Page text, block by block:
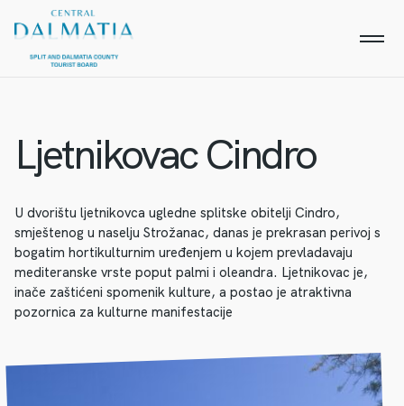
Ljetnikovac Cindro
U dvorištu ljetnikovca ugledne splitske obitelji Cindro,
smještenog u naselju Strožanac, danas je prekrasan perivoj s
bogatim hortikulturnim uređenjem u kojem prevladavaju
mediteranske vrste poput palmi i oleandra. Ljetnikovac je,
inače zaštićeni spomenik kulture, a postao je atraktivna
pozornica za kulturne manifestacije